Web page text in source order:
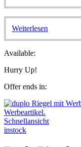
Weiterlesen
Available:
Hurry Up!
Offer ends in:
Schnellansicht
instock